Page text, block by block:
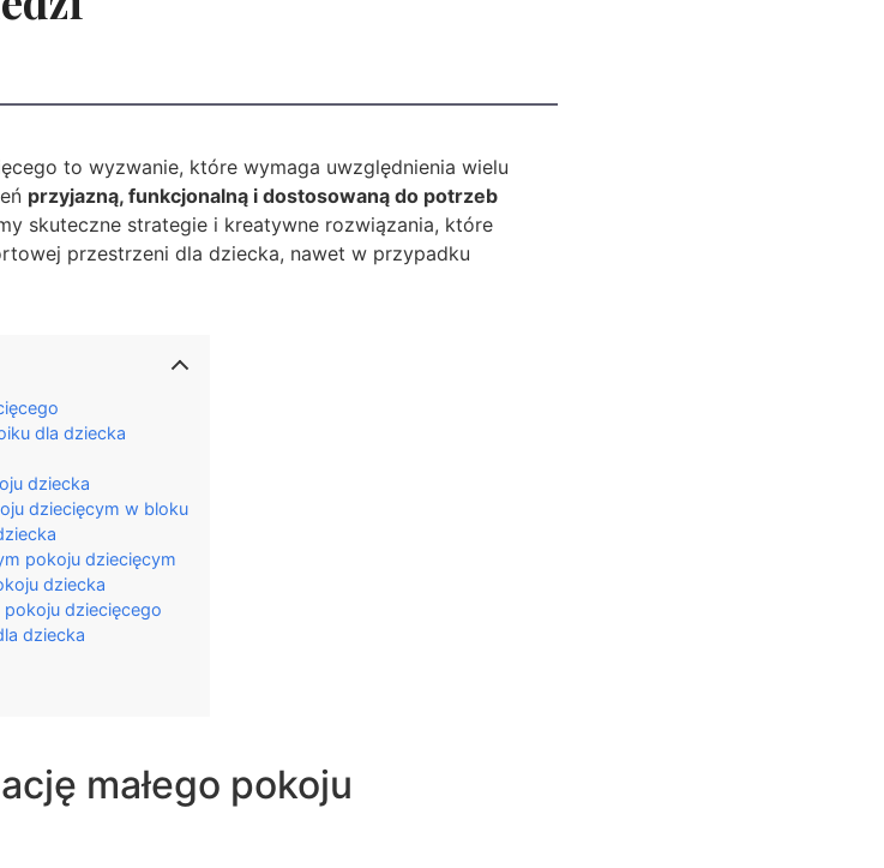
to wyzwanie, które wymaga uwzględnienia wielu
przyjazną, funkcjonalną i dostosowaną do potrzeb
skuteczne strategie i kreatywne rozwiązania, które
przestrzeni dla dziecka, nawet w przypadku
dla dziecka
dziecka
dziecięcym w bloku
pokoju dziecięcym
dziecka
pokoju dziecięcego
dziecka
małego pokoju